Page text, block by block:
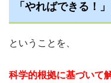
「やればできる！」
ということを、
科学的根拠に基づいて